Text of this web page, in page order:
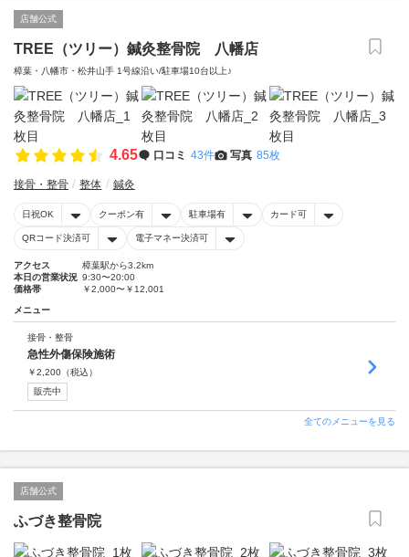
店舗公式
TREE（ツリー）鍼灸整骨院 八幡店
樟葉・八幡市・松井山手 1号線沿い/駐車場10台以上♪
4.65 口コミ 43件 写真 85枚
接骨・整骨 整体 鍼灸
日祝OK クーポン有 駐車場有 カード可
QRコード決済可 電子マネー決済可
アクセス
樟葉駅から3.2km
本日の営業状況 9:30〜20:00
価格帯
￥2,000〜￥12,001
メニュー
接骨・整骨
急性外傷保険施術
￥2,200 （税込）
販売中
全てのメニューを見る
店舗公式
ふづき整骨院